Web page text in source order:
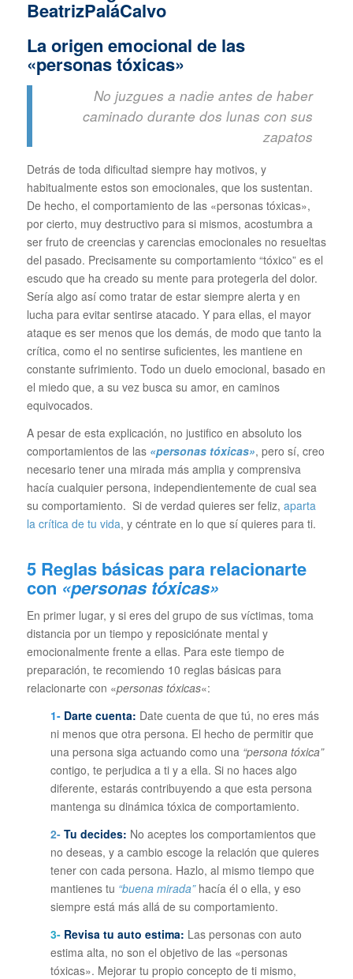
La origen emocional de las
«personas tóxicas»
No juzgues a nadie antes de haber
caminado durante dos lunas con sus
zapatos
Detrás de toda dificultad siempre hay motivos, y
habitualmente estos son emocionales, que los sustentan.
De hecho, el comportamiento de las «personas tóxicas»,
por cierto, muy destructivo para si mismos, acostumbra a
ser fruto de creencias y carencias emocionales no resueltas
del pasado. Precisamente su comportamiento “tóxico” es el
escudo que ha creado su mente para protegerla del dolor.
Sería algo así como tratar de estar siempre alerta y en
lucha para evitar sentirse atacado. Y para ellas, el mayor
ataque es ser menos que los demás, de modo que tanto la
crítica, como el no sentirse suficientes, les mantiene en
constante sufrimiento. Todo un duelo emocional, basado en
el miedo que, a su vez busca su amor, en caminos
equivocados.
A pesar de esta explicación, no justifico en absoluto los
comportamientos de las «personas tóxicas», pero sí, creo
necesario tener una mirada más amplia y comprensiva
hacía cualquier persona, independientemente de cual sea
su comportamiento. Si de verdad quieres ser feliz, aparta
la crítica de tu vida, y céntrate en lo que sí quieres para ti.
5 Reglas básicas para relacionarte
con «personas tóxicas»
En primer lugar, y si eres del grupo de sus víctimas, toma
distancia por un tiempo y reposiciónate mental y
emocionalmente frente a ellas. Para este tiempo de
preparación, te recomiendo 10 reglas básicas para
relacionarte con «personas tóxicas«:
1- Darte cuenta: Date cuenta de que tú, no eres más
ni menos que otra persona. El hecho de permitir que
una persona siga actuando como una “persona tóxica”
contigo, te perjudica a ti y a ella. Si no haces algo
diferente, estarás contribuyendo a que esta persona
mantenga su dinámica tóxica de comportamiento.
2- Tu decides: No aceptes los comportamientos que
no deseas, y a cambio escoge la relación que quieres
tener con cada persona. Hazlo, al mismo tiempo que
mantienes tu “buena mirada”hacía él o ella, y eso
siempre está más allá de su comportamiento.
3- Revisa tu auto estima: Las personas con auto
estima alta, no son el objetivo de las «personas
tóxicas». Mejorar tu propio concepto de ti mismo,